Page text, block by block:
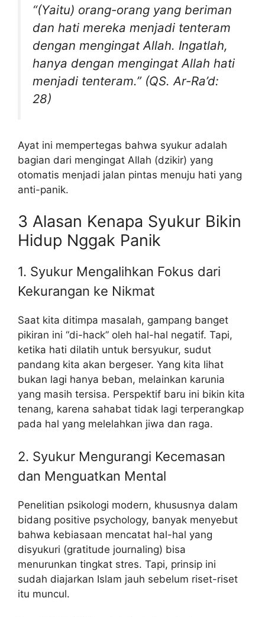
“(Yaitu) orang-orang yang beriman
dan hati mereka menjadi tenteram
dengan mengingat Allah. Ingatlah,
hanya dengan mengingat Allah hati
menjadi tenteram.” (QS. Ar-Ra’d:
28)
Ayat ini mempertegas bahwa syukur adalah
bagian dari mengingat Allah (dzikir) yang
otomatis menjadi jalan pintas menuju hati yang
anti-panik.
3 Alasan Kenapa Syukur Bikin
Hidup Nggak Panik
1. Syukur Mengalihkan Fokus dari
Kekurangan ke Nikmat
Saat kita ditimpa masalah, gampang banget
pikiran ini “di-hack” oleh hal-hal negatif. Tapi,
ketika hati dilatih untuk bersyukur, sudut
pandang kita akan bergeser. Yang kita lihat
bukan lagi hanya beban, melainkan karunia
yang masih tersisa. Perspektif baru ini bikin kita
tenang, karena sahabat tidak lagi terperangkap
pada hal yang melelahkan jiwa dan raga.
2. Syukur Mengurangi Kecemasan
dan Menguatkan Mental
Penelitian psikologi modern, khususnya dalam
bidang positive psychology, banyak menyebut
bahwa kebiasaan mencatat hal-hal yang
disyukuri (gratitude journaling) bisa
menurunkan tingkat stres. Tapi, prinsip ini
sudah diajarkan Islam jauh sebelum riset-riset
itu muncul.